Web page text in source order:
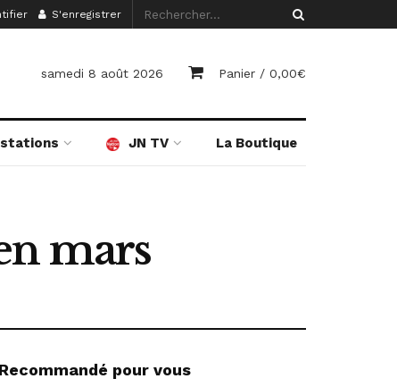
S'enregistrer
samedi 8 août 2026 Panier / 0,00€
JN TV La Boutique
mars
Recommandé pour vous